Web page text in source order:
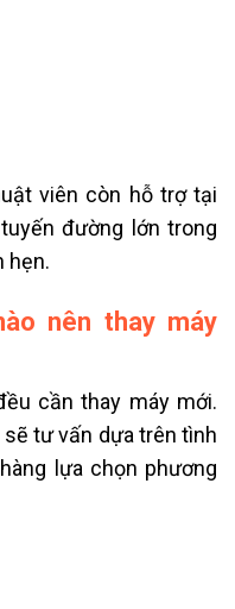
viên còn hỗ trợ tại
đường lớn trong
hẹn.
nên thay máy
cần thay máy mới.
tư vấn dựa trên tình
lựa chọn phương